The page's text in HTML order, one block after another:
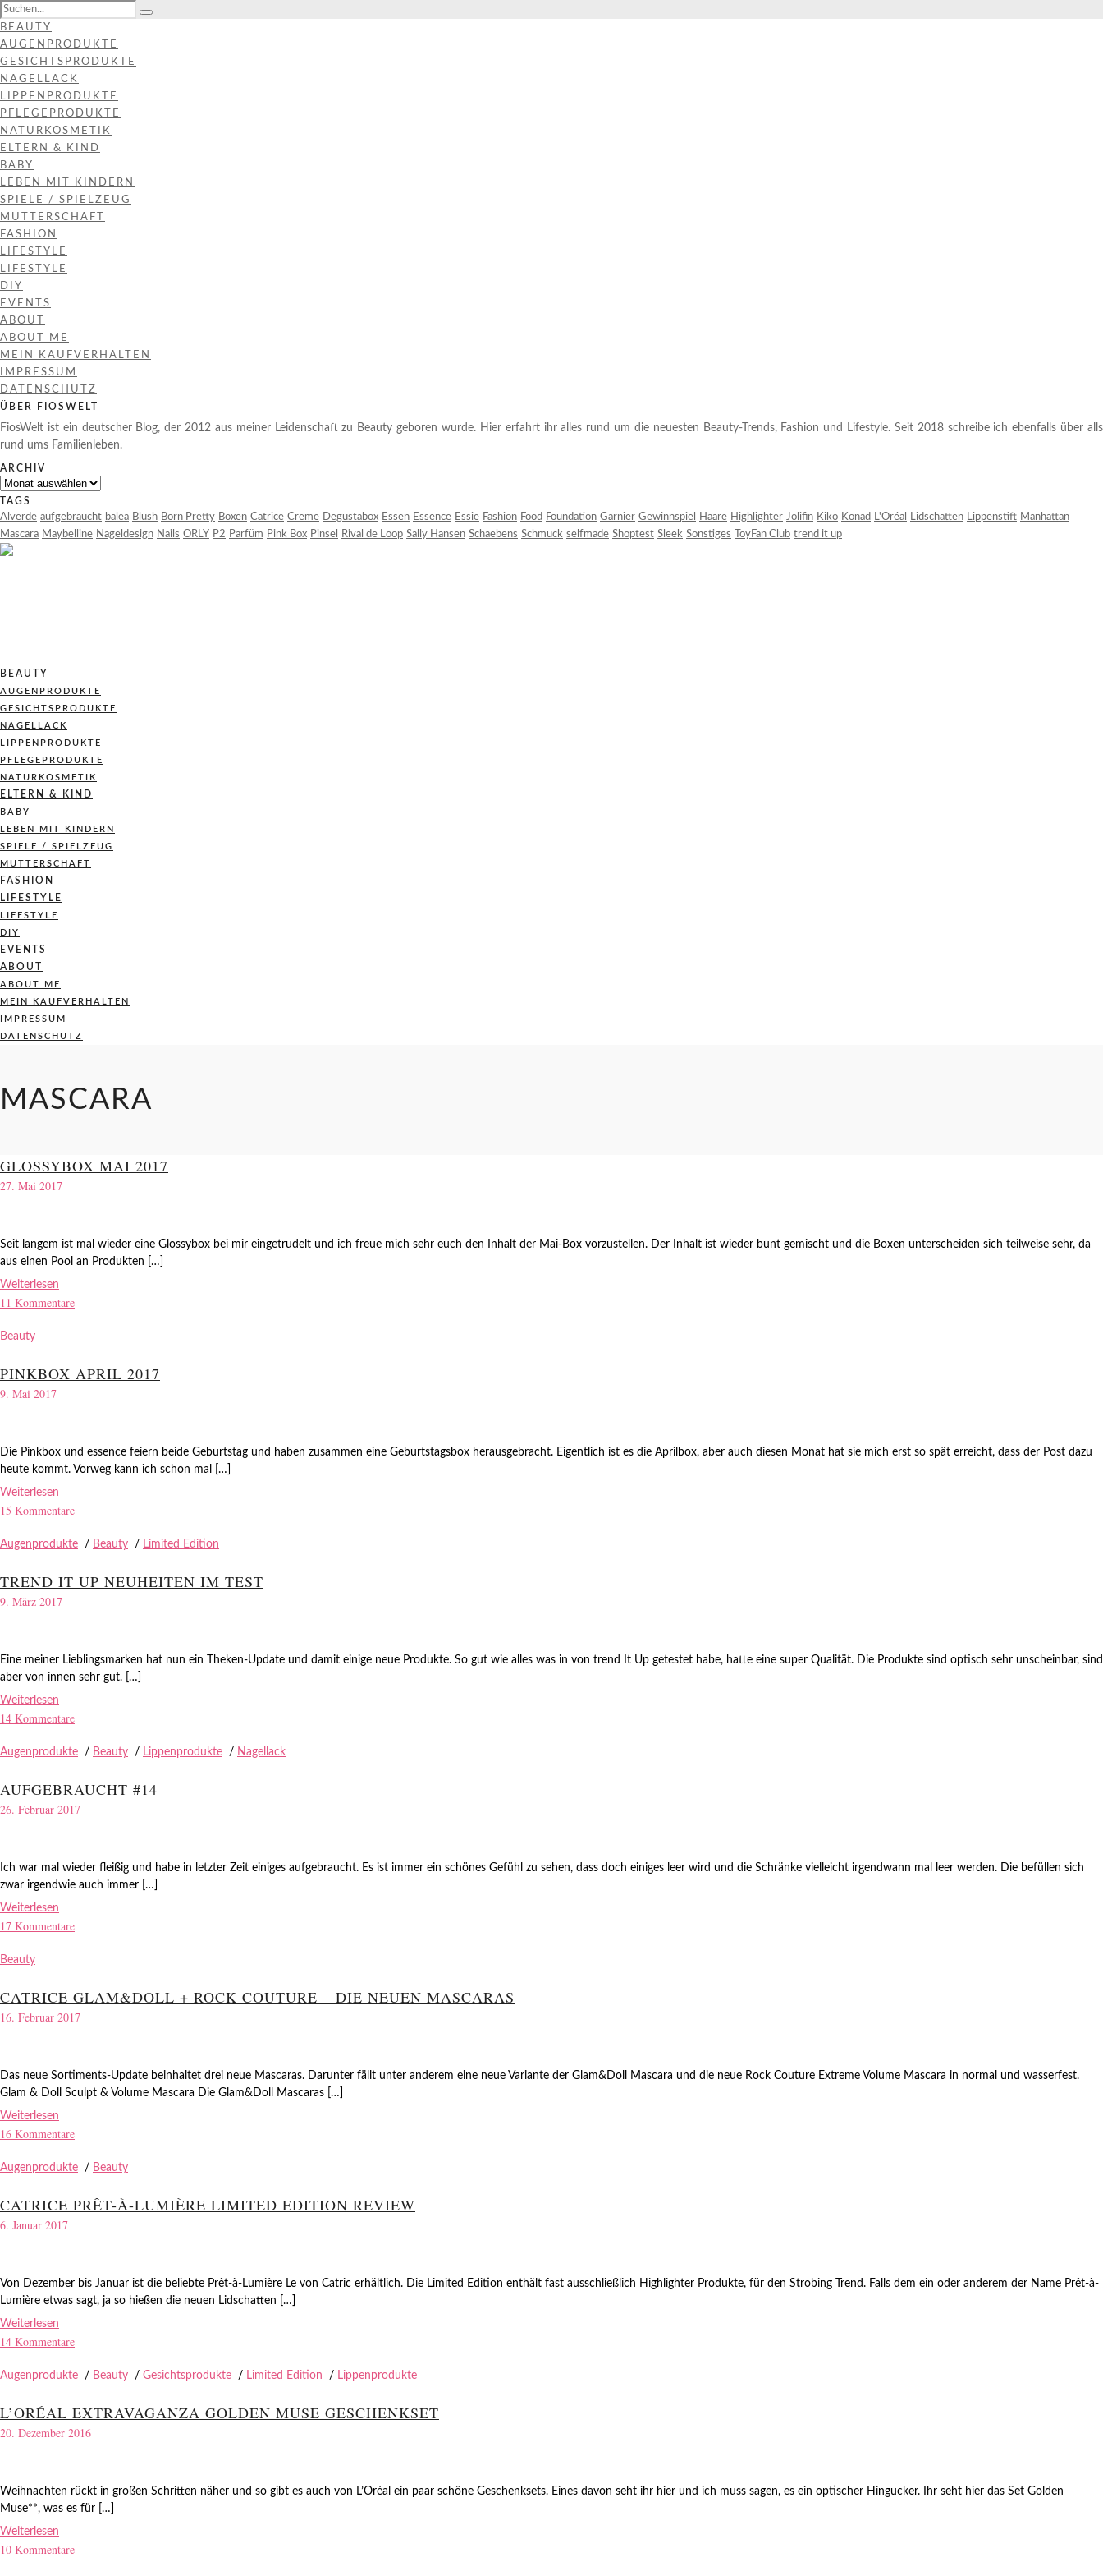
BEAUTY
AUGENPRODUKTE
GESICHTSPRODUKTE
NAGELLACK
LIPPENPRODUKTE
PFLEGEPRODUKTE
NATURKOSMETIK
ELTERN & KIND
BABY
LEBEN MIT KINDERN
SPIELE / SPIELZEUG
MUTTERSCHAFT
FASHION
LIFESTYLE
LIFESTYLE
DIY
EVENTS
ABOUT
ABOUT ME
MEIN KAUFVERHALTEN
IMPRESSUM
DATENSCHUTZ
ÜBER FIOSWELT
FiosWelt ist ein deutscher Blog, der 2012 aus meiner Leidenschaft zu Beauty geboren wurde. Hier erfahrt ihr alles rund um die neuesten Beauty-Trends, Fashion und Lifestyle. Seit 2018 schreibe ich ebenfalls über alls
rund ums Familienleben.
ARCHIV
Archiv
TAGS
Alverde aufgebraucht balea Blush Born Pretty Boxen Catrice Creme Degustabox Essen Essence Essie Fashion Food Foundation Garnier Gewinnspiel Haare Highlighter Jolifin Kiko Konad L'Oréal Lidschatten Lippenstift Manhattan
Mascara Maybelline Nageldesign Nails ORLY P2 Parfüm Pink Box Pinsel Rival de Loop Sally Hansen Schaebens Schmuck selfmade Shoptest Sleek Sonstiges ToyFan Club trend it up
BEAUTY
AUGENPRODUKTE
GESICHTSPRODUKTE
NAGELLACK
LIPPENPRODUKTE
PFLEGEPRODUKTE
NATURKOSMETIK
ELTERN & KIND
BABY
LEBEN MIT KINDERN
SPIELE / SPIELZEUG
MUTTERSCHAFT
FASHION
LIFESTYLE
LIFESTYLE
DIY
EVENTS
ABOUT
ABOUT ME
MEIN KAUFVERHALTEN
IMPRESSUM
DATENSCHUTZ
MASCARA
GLOSSYBOX MAI 2017
27. Mai 2017
Seit langem ist mal wieder eine Glossybox bei mir eingetrudelt und ich freue mich sehr euch den Inhalt der Mai-Box vorzustellen. Der Inhalt ist wieder bunt gemischt und die Boxen unterscheiden sich teilweise sehr, da
aus einen Pool an Produkten […]
Weiterlesen
11 Kommentare
Beauty
PINKBOX APRIL 2017
9. Mai 2017
Die Pinkbox und essence feiern beide Geburtstag und haben zusammen eine Geburtstagsbox herausgebracht. Eigentlich ist es die Aprilbox, aber auch diesen Monat hat sie mich erst so spät erreicht, dass der Post dazu
heute kommt. Vorweg kann ich schon mal […]
Weiterlesen
15 Kommentare
Augenprodukte / Beauty / Limited Edition
TREND IT UP NEUHEITEN IM TEST
9. März 2017
Eine meiner Lieblingsmarken hat nun ein Theken-Update und damit einige neue Produkte. So gut wie alles was in von trend It Up getestet habe, hatte eine super Qualität. Die Produkte sind optisch sehr unscheinbar, sind
aber von innen sehr gut. […]
Weiterlesen
14 Kommentare
Augenprodukte / Beauty / Lippenprodukte / Nagellack
AUFGEBRAUCHT #14
26. Februar 2017
Ich war mal wieder fleißig und habe in letzter Zeit einiges aufgebraucht. Es ist immer ein schönes Gefühl zu sehen, dass doch einiges leer wird und die Schränke vielleicht irgendwann mal leer werden. Die befüllen sich
zwar irgendwie auch immer […]
Weiterlesen
17 Kommentare
Beauty
CATRICE GLAM&DOLL + ROCK COUTURE – DIE NEUEN MASCARAS
16. Februar 2017
Das neue Sortiments-Update beinhaltet drei neue Mascaras. Darunter fällt unter anderem eine neue Variante der Glam&Doll Mascara und die neue Rock Couture Extreme Volume Mascara in normal und wasserfest.
Glam & Doll Sculpt & Volume Mascara Die Glam&Doll Mascaras […]
Weiterlesen
16 Kommentare
Augenprodukte / Beauty
CATRICE PRÊT-À-LUMIÈRE LIMITED EDITION REVIEW
6. Januar 2017
Von Dezember bis Januar ist die beliebte Prêt-à-Lumière Le von Catric erhältlich. Die Limited Edition enthält fast ausschließlich Highlighter Produkte, für den Strobing Trend. Falls dem ein oder anderem der Name Prêt-à-
Lumière etwas sagt, ja so hießen die neuen Lidschatten […]
Weiterlesen
14 Kommentare
Augenprodukte / Beauty / Gesichtsprodukte / Limited Edition / Lippenprodukte
L’ORÉAL EXTRAVAGANZA GOLDEN MUSE GESCHENKSET
20. Dezember 2016
Weihnachten rückt in großen Schritten näher und so gibt es auch von L’Oréal ein paar schöne Geschenksets. Eines davon seht ihr hier und ich muss sagen, es ein optischer Hingucker. Ihr seht hier das Set Golden
Muse**, was es für […]
Weiterlesen
10 Kommentare